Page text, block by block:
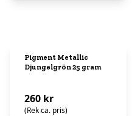
Pigment Metallic
Djungelgrön 25 gram
260 kr
(Rek ca. pris)